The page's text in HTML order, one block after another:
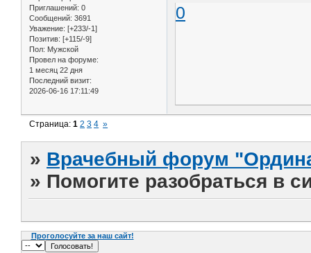
Приглашений: 0
Сообщений: 3691
Уважение: [+233/-1]
Позитив: [+115/-9]
Пол: Мужской
Провел на форуме:
1 месяц 22 дня
Последний визит:
2026-06-16 17:11:49
0
Страница:1 2 3 4 »
» Врачебный форум
» Помогите разобраться в
Проголосуйте за наш сайт!